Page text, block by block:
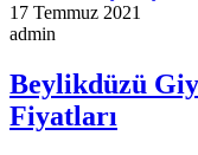
17 Temmuz 2021
admin
Beylikdüzü
Fiyatları